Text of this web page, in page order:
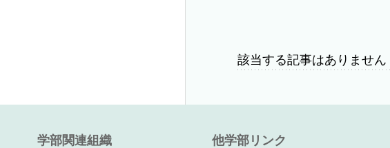
該当する記事はありません
学部関連組織 他学部リンク